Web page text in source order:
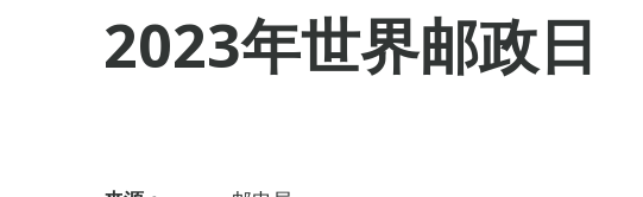
2023年世界邮政日